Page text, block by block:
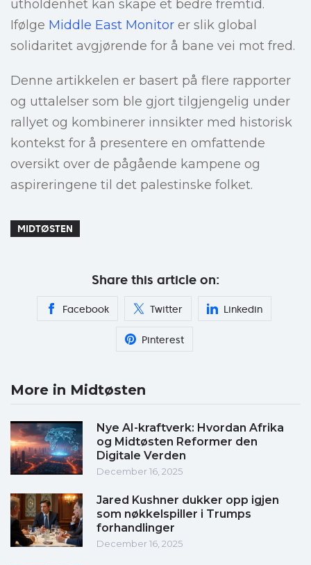
utholdenhet kan skape et bedre fremtid.
Ifølge Middle East Monitor er slik global
solidaritet avgjørende for å bane vei mot fred.
Denne artikkelen er basert på flere rapporter
og uttalelser som ble gjort tilgjengelig under
rallyet og kombinerer innsikter med historisk
kontekst for å presentere en omfattende
oversikt over de pågående kampene og
aspireringene til det palestinske folket.
MIDTØSTEN
Share this article on:
Facebook Twitter Linkedin
Pinterest
More in Midtøsten
Nye AI-kraftverk: Hvordan Afrika
og Midtøsten Reformer den
Digitale Verden
December 16, 2025
Jared Kushner dukker opp igjen
som nøkkelspiller i Trumps
forhandlinger
December 16, 2025